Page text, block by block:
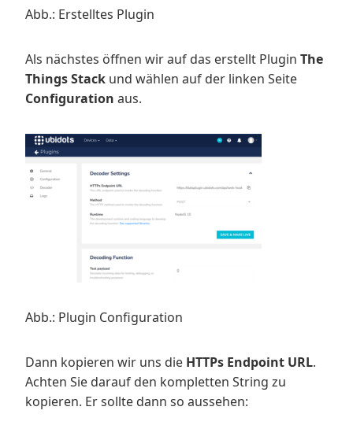
Abb.: Erstelltes Plugin
Als nächstes öffnen wir auf das erstellt Plugin The
Things Stack und wählen auf der linken Seite
Configuration aus.
Abb.: Plugin Configuration
Dann kopieren wir uns die HTTPs Endpoint URL.
Achten Sie darauf den kompletten String zu
kopieren. Er sollte dann so aussehen: